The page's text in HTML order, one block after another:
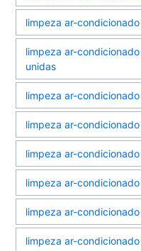
limpeza ar-
limpeza ar-
unidas
limpeza ar-
limpeza ar-
limpeza ar-
limpeza ar-
limpeza ar-
limpeza ar-